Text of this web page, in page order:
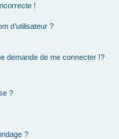
!
d’utilisateur ?
demande de me connecter !?
?
?